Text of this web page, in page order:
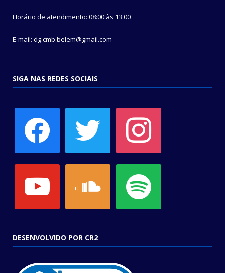
Horário de atendimento: 08:00 às 13:00
E-mail: dg.cmb.belem@gmail.com
SIGA NAS REDES SOCIAIS
DESENVOLVIDO POR CR2